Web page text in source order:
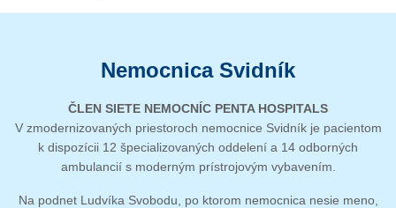
Nemocnica Svidník
ČLEN SIETE NEMOCNÍC PENTA HOSPITALS
V zmodernizovaných priestoroch nemocnice Svidník je pacientom
k dispozícii 12 špecializovaných oddelení a 14 odborných
ambulancií s moderným prístrojovým vybavením.
Na podnet Ludvíka Svobodu, po ktorom nemocnica nesie meno,